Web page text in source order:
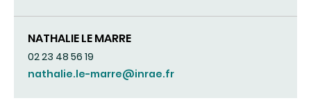
NATHALIE LE MARRE
02 23 48 56 19
nathalie.le-marre@inrae.fr